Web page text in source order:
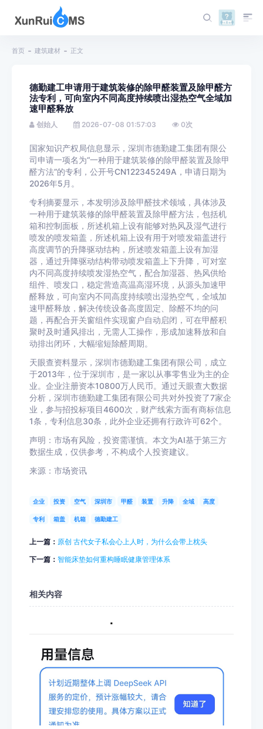
首页 建筑建材 正文
德勤建工申请用于建筑装修的除甲醛装置及除甲醛方
法专利，可向室内不同高度持续喷出湿热空气全域加
速甲醛释放
创始人 2026-07-08 01:57:03 0次
国家知识产权局信息显示，深圳市德勤建工集团有限公
司申请一项名为“一种用于建筑装修的除甲醛装置及除甲
醛方法”的专利，公开号CN122345249A，申请日期为
2026年5月。
专利摘要显示，本发明涉及除甲醛技术领域，具体涉及
一种用于建筑装修的除甲醛装置及除甲醛方法，包括机
箱和控制面板，所述机箱上设有能够对热风及湿气进行
喷发的喷发箱盖，所述机箱上设有用于对喷发箱盖进行
高度调节的升降驱动结构，所述喷发箱盖上设有加湿
器，通过升降驱动结构带动喷发箱盖上下升降，可对室
内不同高度持续喷发湿热空气，配合加湿器、热风供给
组件、喷发口，稳定营造高温高湿环境，从源头加速甲
醛释放，可向室内不同高度持续喷出湿热空气，全域加
速甲醛释放，解决传统设备高度固定、除醛不均的问
题，再配合开关窗组件实现窗户自动启闭，可在甲醛积
聚时及时通风排出，无需人工操作，形成加速释放和自
动排出闭环，大幅缩短除醛周期。
天眼查资料显示，深圳市德勤建工集团有限公司，成立
于2013年，位于深圳市，是一家以从事零售业为主的企
业。企业注册资本10800万人民币。通过天眼查大数据
分析，深圳市德勤建工集团有限公司共对外投资了7家企
业，参与招投标项目4600次，财产线索方面有商标信息
1条，专利信息30条，此外企业还拥有行政许可62个。
声明：市场有风险，投资需谨慎。本文为AI基于第三方
数据生成，仅供参考，不构成个人投资建议。
来源：市场资讯
企业 投资 空气 深圳市 甲醛 装置 升降 全域 高度
专利 箱盖 机箱 德勤建工
上一篇： 原创 古代女子私会心上人时，为什么会带上枕头
下一篇： 智能床垫如何重构睡眠健康管理体系
相关内容